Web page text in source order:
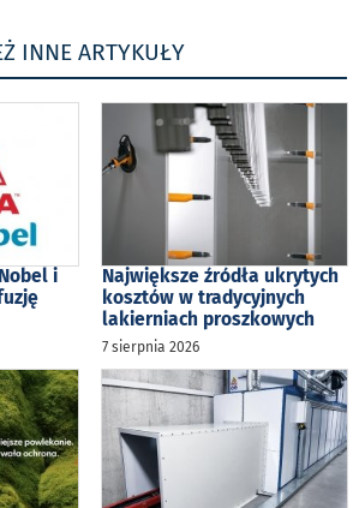
INNE ARTYKUŁY
i
Największe źródła ukrytych
kosztów w tradycyjnych
lakierniach proszkowych
7 sierpnia 2026